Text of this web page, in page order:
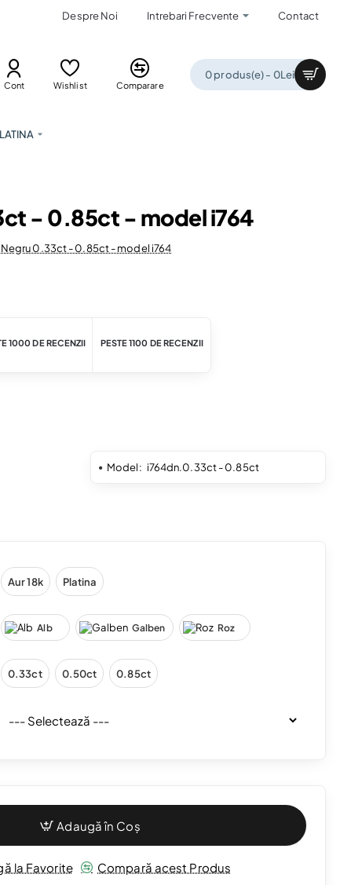
Despre Noi Intrebari Frecvente Contact
Cont Wishlist Comparare
0 produs(e) - 0Lei
- 0.85ct - model i764
0.33ct - 0.85ct - model i764
1000 DE RECENZII PESTE 1100 DE RECENZII
Model: i764dn.0.33ct - 0.85ct
Aur 18k Platina
Alb Galben Roz
0.33ct 0.50ct 0.85ct
Adaugă în Coș
la Favorite Compară acest Produs